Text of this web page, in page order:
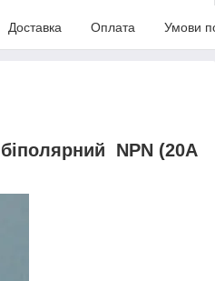
Доставка Оплата Умови
NPN (20А